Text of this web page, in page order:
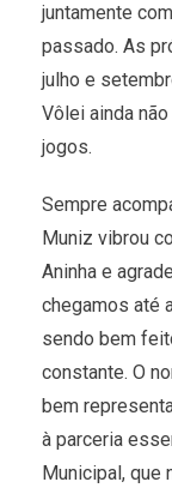
juntamente
passado. As
julho e
Vôlei ainda
jogos.
Sempre
Muniz vibrou
Aninha e
chegamos até
sendo bem
constante. O
bem
à parceria
Municipal, que